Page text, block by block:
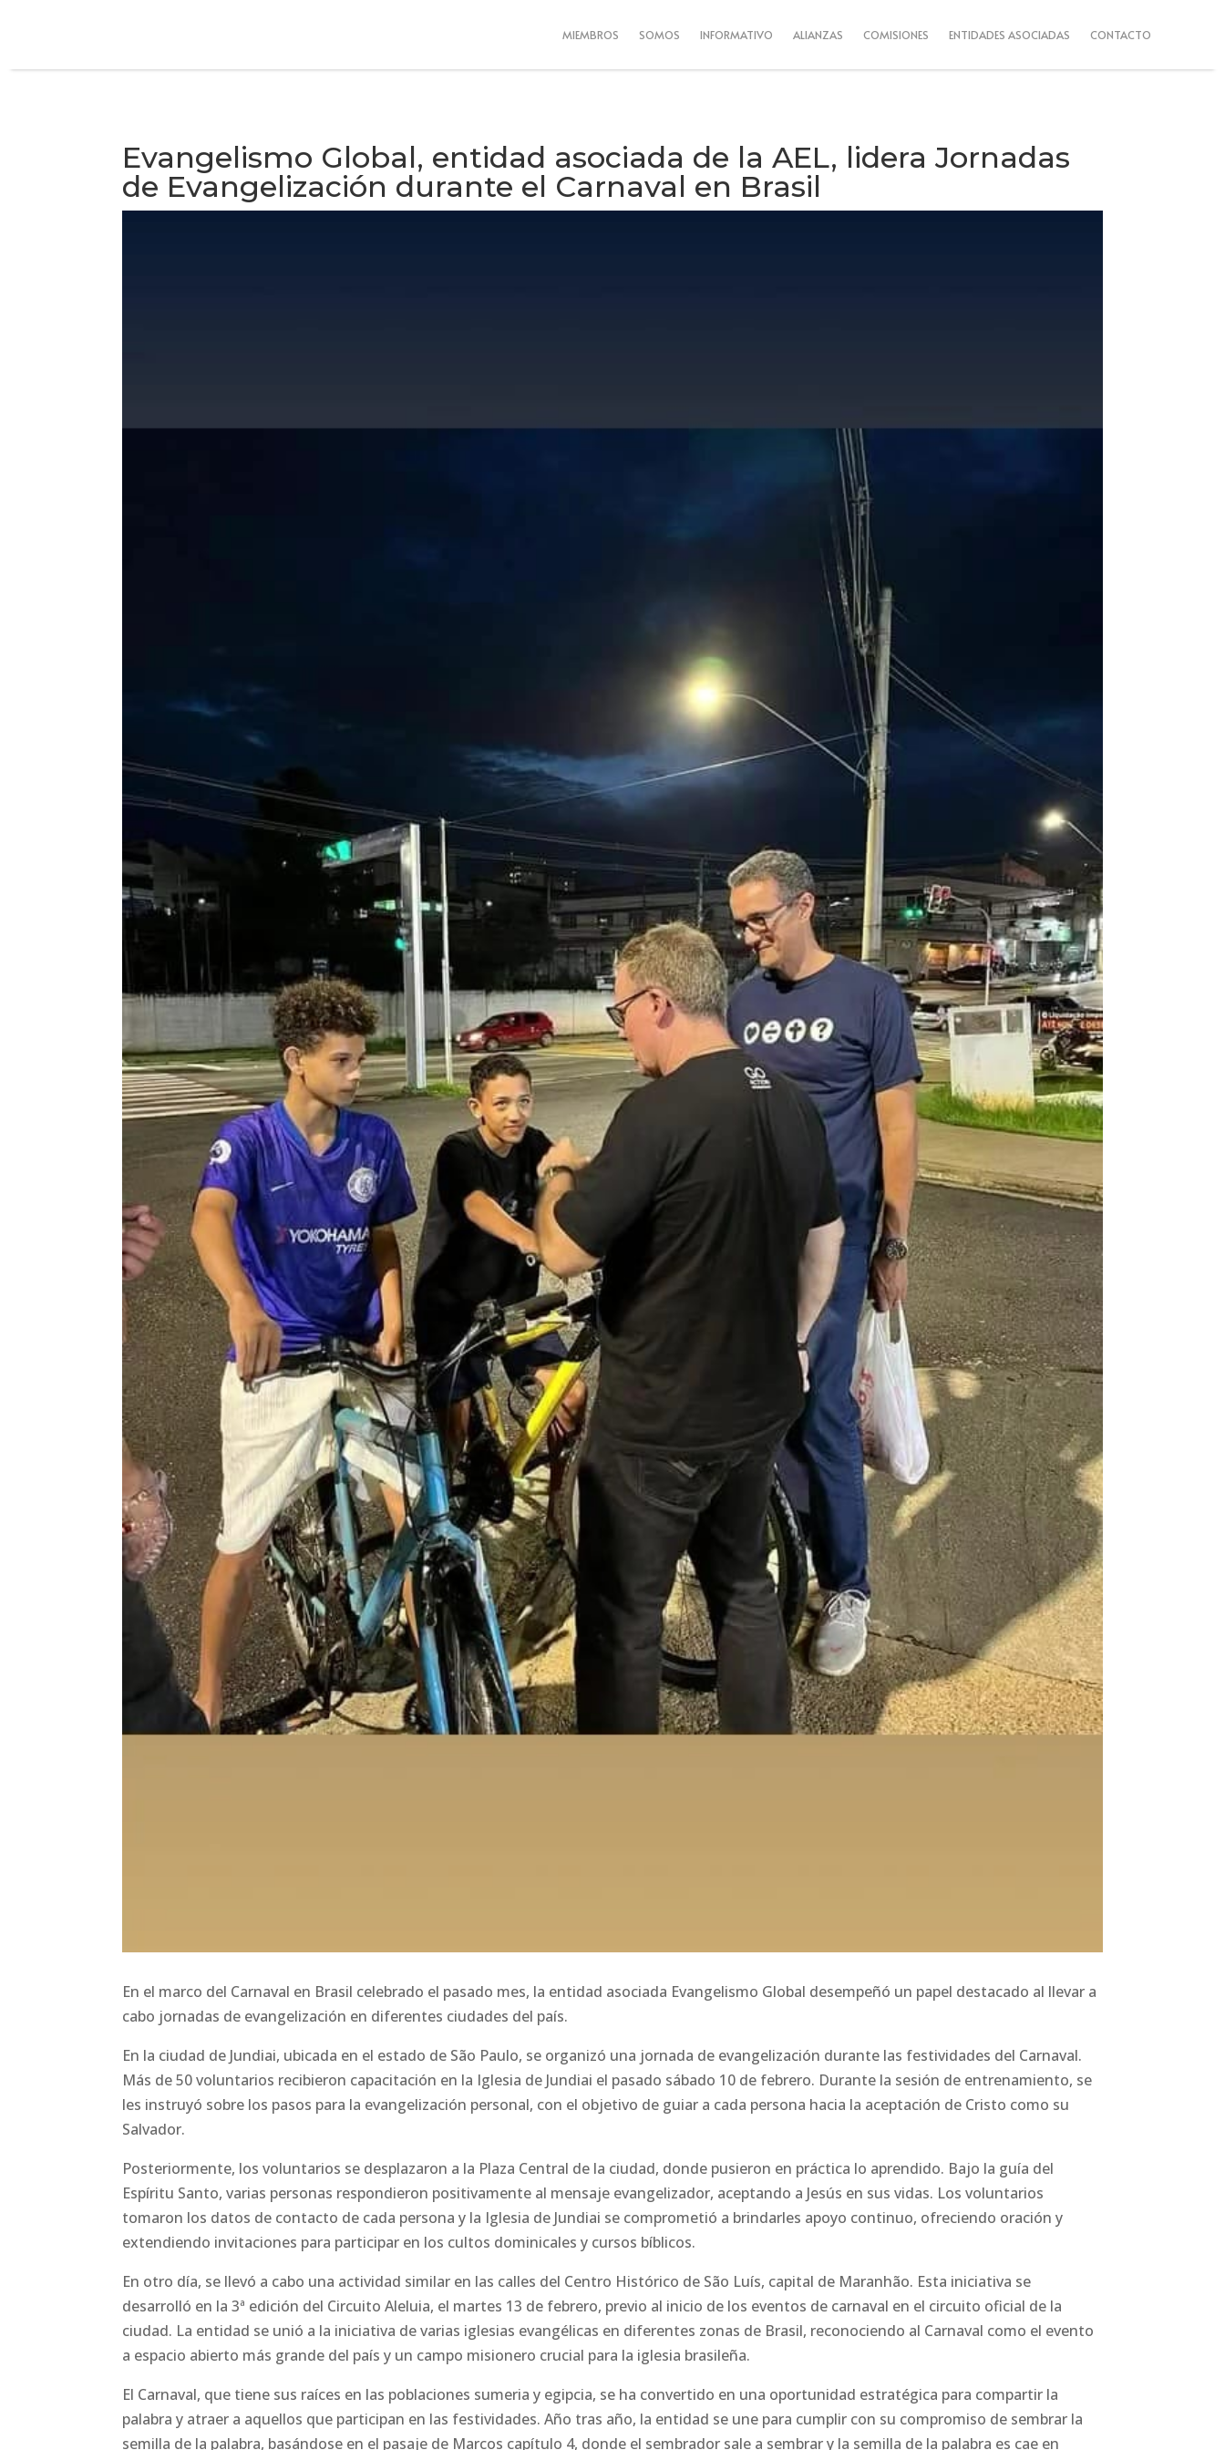
MIEMBROS SOMOS INFORMATIVO ALIANZAS COMISIONES ENTIDADES ASOCIADAS CONTACTO
Evangelismo Global, entidad asociada de la AEL, lidera Jornadas
de Evangelización durante el Carnaval en Brasil
En el marco del Carnaval en Brasil celebrado el pasado mes, la entidad asociada Evangelismo Global desempeñó un papel destacado al llevar a
cabo jornadas de evangelización en diferentes ciudades del país.
En la ciudad de Jundiai, ubicada en el estado de São Paulo, se organizó una jornada de evangelización durante las festividades del Carnaval.
Más de 50 voluntarios recibieron capacitación en la Iglesia de Jundiai el pasado sábado 10 de febrero. Durante la sesión de entrenamiento, se
les instruyó sobre los pasos para la evangelización personal, con el objetivo de guiar a cada persona hacia la aceptación de Cristo como su
Salvador.
Posteriormente, los voluntarios se desplazaron a la Plaza Central de la ciudad, donde pusieron en práctica lo aprendido. Bajo la guía del
Espíritu Santo, varias personas respondieron positivamente al mensaje evangelizador, aceptando a Jesús en sus vidas. Los voluntarios
tomaron los datos de contacto de cada persona y la Iglesia de Jundiai se comprometió a brindarles apoyo continuo, ofreciendo oración y
extendiendo invitaciones para participar en los cultos dominicales y cursos bíblicos.
En otro día, se llevó a cabo una actividad similar en las calles del Centro Histórico de São Luís, capital de Maranhão. Esta iniciativa se
desarrolló en la 3ª edición del Circuito Aleluia, el martes 13 de febrero, previo al inicio de los eventos de carnaval en el circuito oficial de la
ciudad. La entidad se unió a la iniciativa de varias iglesias evangélicas en diferentes zonas de Brasil, reconociendo al Carnaval como el evento
a espacio abierto más grande del país y un campo misionero crucial para la iglesia brasileña.
El Carnaval, que tiene sus raíces en las poblaciones sumeria y egipcia, se ha convertido en una oportunidad estratégica para compartir la
palabra y atraer a aquellos que participan en las festividades. Año tras año, la entidad se une para cumplir con su compromiso de sembrar la
semilla de la palabra, basándose en el pasaje de Marcos capítulo 4, donde el sembrador sale a sembrar y la semilla de la palabra es cae en